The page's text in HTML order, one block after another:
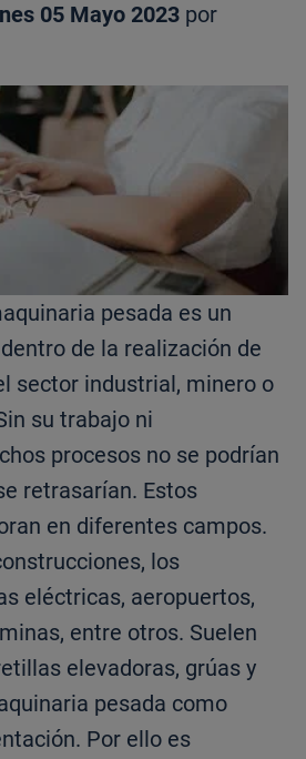
05 Mayo 2023 por
pesada es un
de la realización de
sector industrial, minero o
su trabajo ni
procesos no se podrían
retrasarían. Estos
en diferentes campos.
los
eléctricas, aeropuertos,
entre otros. Suelen
elevadoras, grúas y
pesada como
Por ello es